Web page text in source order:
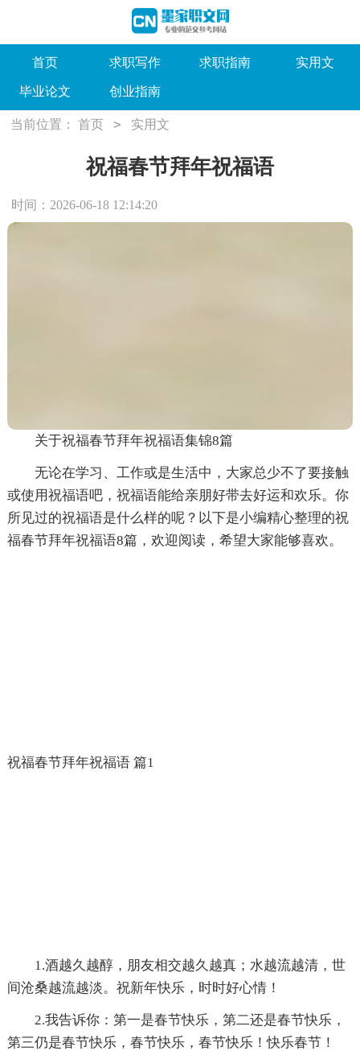
首页 求职写作 求职指南 实用文
毕业论文 创业指南
当前位置： 首页 > 实用文
祝福春节拜年祝福语
时间：2026-06-18 12:14:20
关于祝福春节拜年祝福语集锦8篇
无论在学习、工作或是生活中，大家总少不了要接触
或使用祝福语吧，祝福语能给亲朋好带去好运和欢乐。你
所见过的祝福语是什么样的呢？以下是小编精心整理的祝
福春节拜年祝福语8篇，欢迎阅读，希望大家能够喜欢。
祝福春节拜年祝福语 篇1
1.酒越久越醇，朋友相交越久越真；水越流越清，世
间沧桑越流越淡。祝新年快乐，时时好心情！
2.我告诉你：第一是春节快乐，第二还是春节快乐，
第三仍是春节快乐，春节快乐，春节快乐！快乐春节！